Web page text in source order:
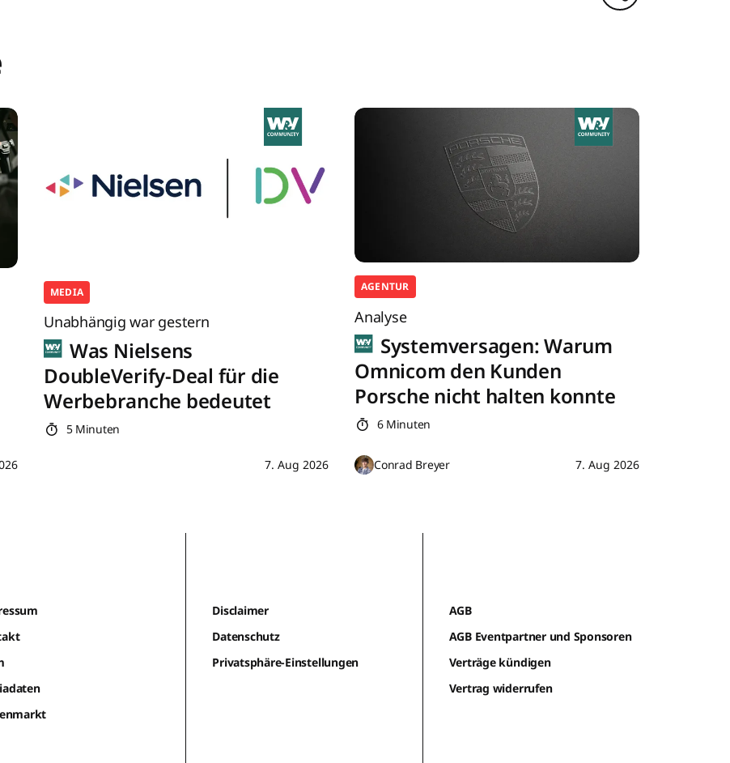
MEDIA
Unabhängig war gestern
Was Nielsens
DoubleVerify-Deal für die
Werbebranche bedeutet
5 Minuten
7. Aug 2026
AGENTUR
Analyse
Systemversagen: Warum
Omnicom den Kunden
Porsche nicht halten konnte
6 Minuten
Conrad Breyer 7. Aug 2026
Disclaimer
Datenschutz
Privatsphäre-Einstellungen
AGB
AGB Eventpartner und Sponsoren
Verträge kündigen
Vertrag widerrufen